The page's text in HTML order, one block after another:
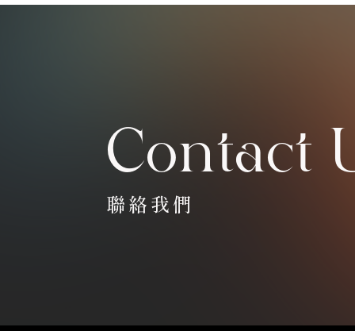
Contact
聯絡我們